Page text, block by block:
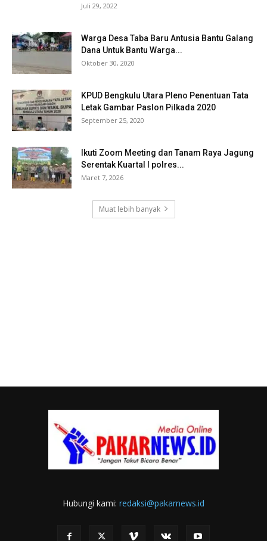
Juli 29, 2022
Warga Desa Taba Baru Antusia Bantu Galang
Dana Untuk Bantu Warga...
Oktober 30, 2020
KPUD Bengkulu Utara Pleno Penentuan Tata
Letak Gambar Paslon Pilkada 2020
September 25, 2020
Ikuti Zoom Meeting dan Tanam Raya Jagung
Serentak Kuartal I polres...
Maret 7, 2026
Muat lebih banyak
Hubungi kami: redaksi@pakarnews.id